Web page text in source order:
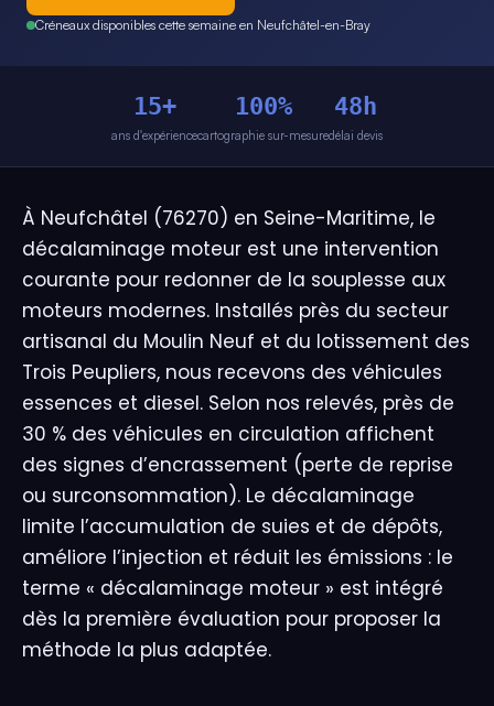
Créneaux disponibles cette semaine en Neufchâtel-en-Bray
15+
ans d'expérience
100%
cartographie sur-mesure
48h
délai devis
À Neufchâtel (76270) en Seine-Maritime, le
décalaminage moteur est une intervention
courante pour redonner de la souplesse aux
moteurs modernes. Installés près du secteur
artisanal du Moulin Neuf et du lotissement des
Trois Peupliers, nous recevons des véhicules
essences et diesel. Selon nos relevés, près de
30 % des véhicules en circulation affichent
des signes d’encrassement (perte de reprise
ou surconsommation). Le décalaminage
limite l’accumulation de suies et de dépôts,
améliore l’injection et réduit les émissions : le
terme « décalaminage moteur » est intégré
dès la première évaluation pour proposer la
méthode la plus adaptée.